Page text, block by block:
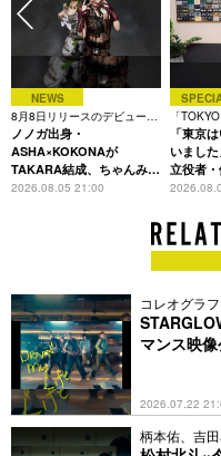
NEWS
8月8日リリースのデビュー曲
は「Time is money」
ノノガ出身・
ASHA×KOKONAが
TAKARA結成、ちゃんみな
主宰レーベル第2弾アーテ
2026.08.05 21:00
「
「東京
いまし
立役者
想録
コレオグラ
マンス映
2026.07.22
柄本佑、吉